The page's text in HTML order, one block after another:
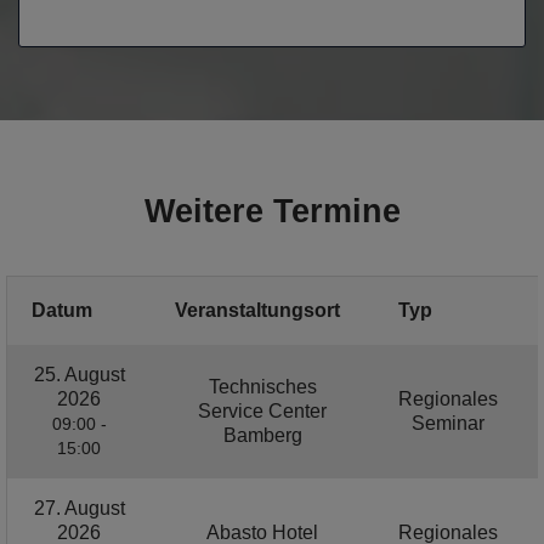
Weitere Termine
Datum Veranstaltungsort Typ
25. August
2026
09:00 -
15:00
Technisches
Service Center
Bamberg
Regionales
Seminar
27. August
2026
Abasto Hotel
Regionales